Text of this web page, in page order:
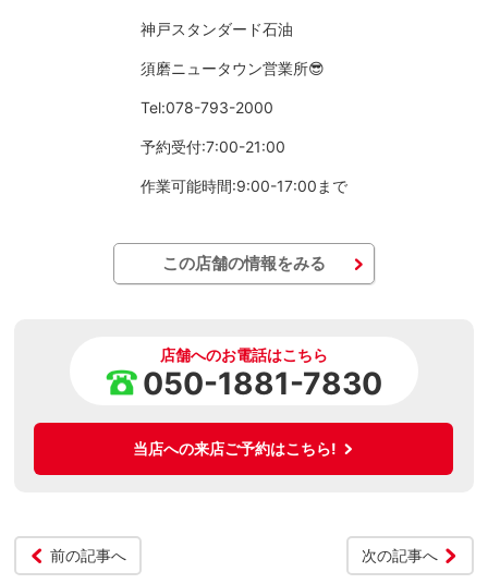
神戸スタンダード石油
須磨ニュータウン営業所😎
Tel:078-793-2000
予約受付:7:00-21:00
作業可能時間:9:00-17:00まで
この店舗の情報をみる
店舗へのお電話はこちら
050-1881-7830
当店への来店ご予約はこちら!
前の記事へ 次の記事へ